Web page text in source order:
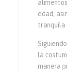
edad,
tranquila
la
manera